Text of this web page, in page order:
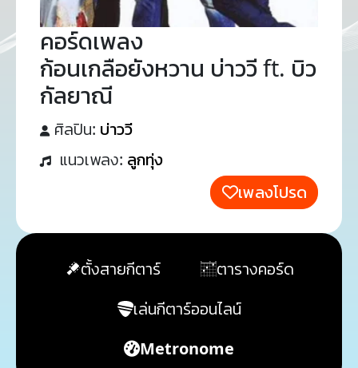
คอร์ดเพลง
ก้อนเกลือยังหวาน บ่าววี ft. บิว
กัลยาณี
ศิลปิน: บ่าววี
แนวเพลง: ลูกทุ่ง
เพลงโปรด
ตั้งสายกีตาร์
ตารางคอร์ด
เล่นกีตาร์ออนไลน์
Metronome